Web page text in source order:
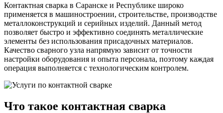
Контактная сварка в Саранске и Республике широко
применяется в машиностроении, строительстве, производстве
металлоконструкций и серийных изделий. Данный метод
позволяет быстро и эффективно соединять металлические
элементы без использования присадочных материалов.
Качество сварного узла напрямую зависит от точности
настройки оборудования и опыта персонала, поэтому каждая
операция выполняется с технологическим контролем.
Что такое контактная сварка